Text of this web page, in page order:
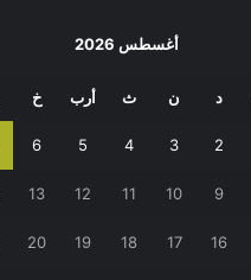
أغسطس 2026
د ن ث أرب خ
2
3
4
5
6
9
10
11
12
13
16
17
18
19
20